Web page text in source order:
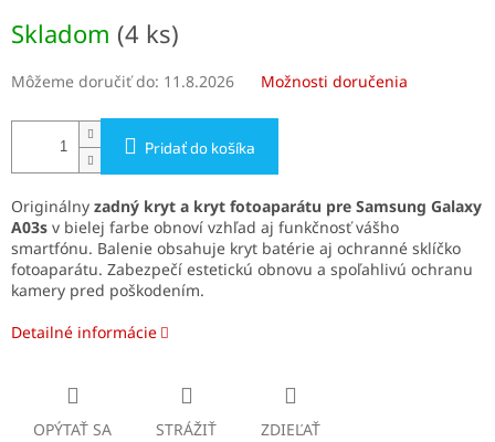
cena:
Skladom (4 ks)
Môžeme doručiť do: 11.8.2026 Možnosti doručenia
Pridať do košíka
Originálny zadný kryt a kryt fotoaparátu pre Samsung Galaxy
A03s v bielej farbe obnoví vzhľad aj funkčnosť vášho
smartfónu. Balenie obsahuje kryt batérie aj ochranné sklíčko
fotoaparátu. Zabezpečí estetickú obnovu a spoľahlivú ochranu
kamery pred poškodením.
Detailné informácie
OPÝTAŤ SA STRÁŽIŤ ZDIEĽAŤ